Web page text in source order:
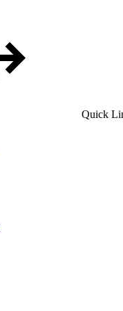
Quick